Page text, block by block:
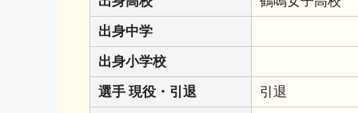
出身中学
出身小学校
選手 現役・引退
引退